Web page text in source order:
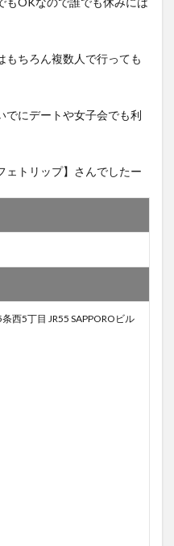
もちろん複数人で行っても
でにデートや女子会でも利
ェトリップ】さんでしたー
西5丁目 JR55 SAPPOROビル